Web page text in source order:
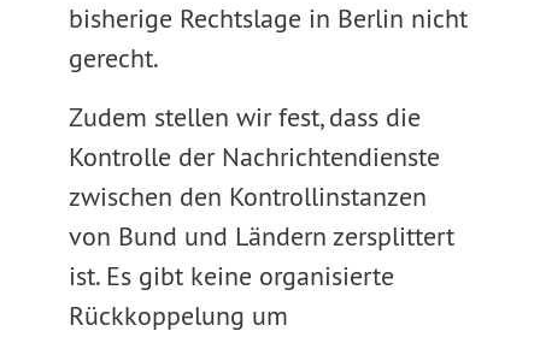
bisherige Rechtslage in Berlin nicht
gerecht.
Zudem stellen wir fest, dass die
Kontrolle der Nachrichtendienste
zwischen den Kontrollinstanzen
von Bund und Ländern zersplittert
ist. Es gibt keine organisierte
Rückkoppelung um